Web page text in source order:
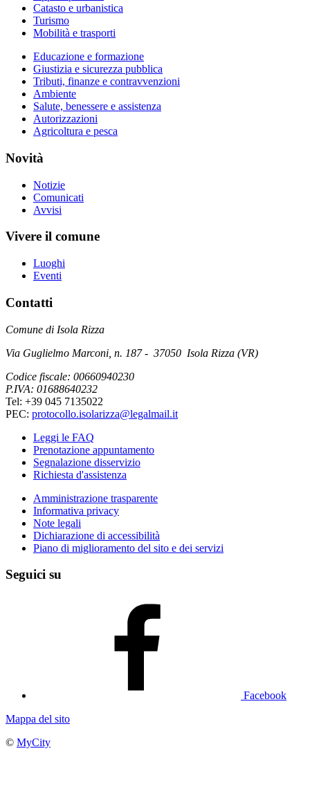
Catasto e urbanistica
Turismo
Mobilità e trasporti
Educazione e formazione
Giustizia e sicurezza pubblica
Tributi, finanze e contravvenzioni
Ambiente
Salute, benessere e assistenza
Autorizzazioni
Agricoltura e pesca
Novità
Notizie
Comunicati
Avvisi
Vivere il comune
Luoghi
Eventi
Contatti
Comune di Isola Rizza
Via Guglielmo Marconi, n. 187 - 37050 Isola Rizza (VR)
Codice fiscale: 00660940230
P.IVA: 01688640232
Tel: +39 045 7135022
PEC: protocollo.isolarizza@legalmail.it
Leggi le FAQ
Prenotazione appuntamento
Segnalazione disservizio
Richiesta d'assistenza
Amministrazione trasparente
Informativa privacy
Note legali
Dichiarazione di accessibilità
Piano di miglioramento del sito e dei servizi
Seguici su
Facebook
Mappa del sito
© MyCity